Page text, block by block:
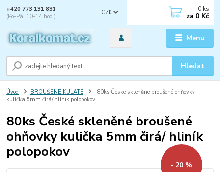
Menu
CZK
Hledat
+420 773 131 831
(Po-Pá, 10-14 hod.)
0 ks
za 0 Kč
Úvod BROUŠENÉ KULATÉ
80ks České skleněné broušené ohňovky
kulička 5mm čirá/ hliník polopokov
80ks České skleněné broušené
ohňovky kulička 5mm čirá/ hliník
polopokov
- 20 %